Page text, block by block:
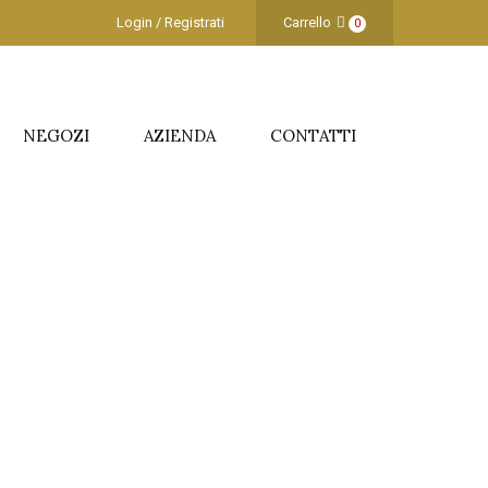
Login / Registrati Carrello 0
NEGOZI AZIENDA CONTATTI